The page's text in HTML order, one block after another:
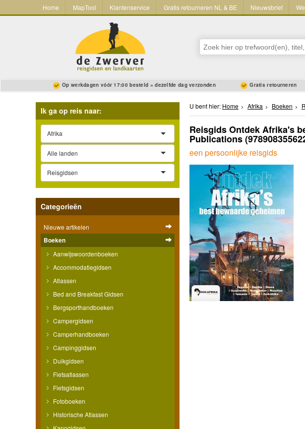
Home MapTool Klantenservice Gratis retourneren NL & BE Nieuwsbrief
Op werkdagen vóór 17:00 besteld = dezelfde dag verzonden Gratis retourneren
Ik ga op reis naar:
Afrika
Alle landen
Reisgidsen
Categorieën
Nieuwe artikelen
Boeken
Aanwijswoordenboeken
Accommodatiegidsen
Atlassen
Bed and Breakfast Gidsen
Bergsporthandboeken
Campergidsen
Camperhandboeken
Campinggidsen
Duikgidsen
Fietsatlassen
Fietsgidsen
Fotoboeken
Historische Atlassen
U bent hier: Home Afrika Boeken
Reisgids Ontdek Afrika's
Publications
een persoonlijke reisgids